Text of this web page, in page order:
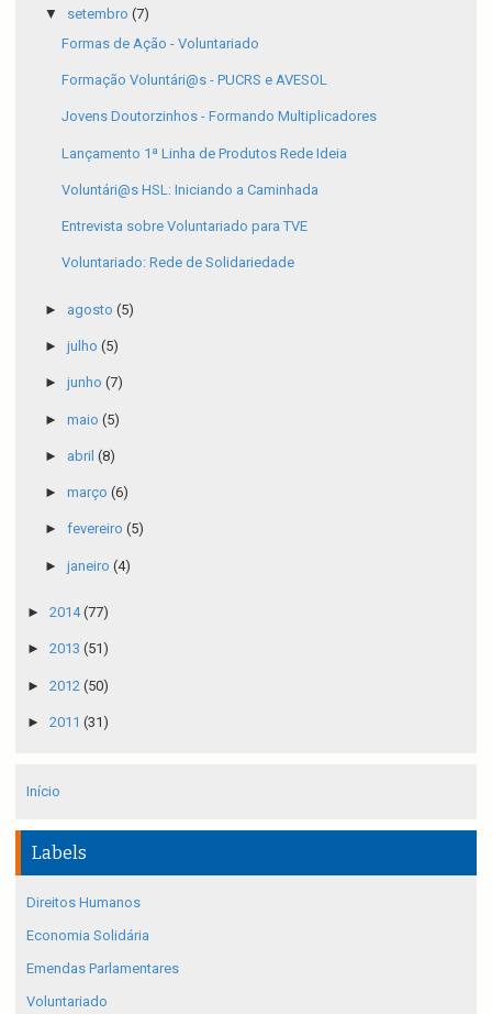
▼ setembro (7)
Formas de Ação - Voluntariado
Formação Voluntári@s - PUCRS e AVESOL
Jovens Doutorzinhos - Formando Multiplicadores
Lançamento 1ª Linha de Produtos Rede Ideia
Voluntári@s HSL: Iniciando a Caminhada
Entrevista sobre Voluntariado para TVE
Voluntariado: Rede de Solidariedade
► agosto (5)
► julho (5)
► junho (7)
► maio (5)
► abril (8)
► março (6)
► fevereiro (5)
► janeiro (4)
► 2014(77)
► 2013 (51)
► 2012 (50)
► 2011 (31)
Início
Labels
Direitos Humanos
Economia Solidária
Emendas Parlamentares
Voluntariado